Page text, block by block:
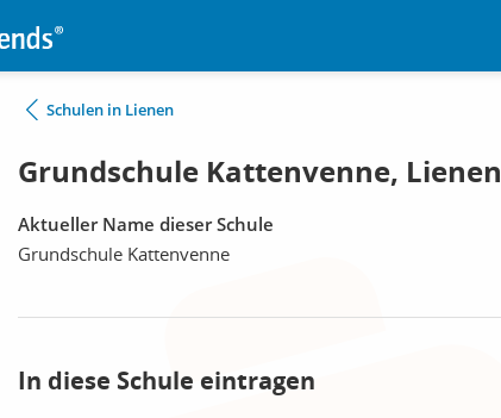
Schulen in Lienen
Grundschule Kattenvenne, Lienen
Aktueller Name dieser Schule
Grundschule Kattenvenne
In diese Schule eintragen